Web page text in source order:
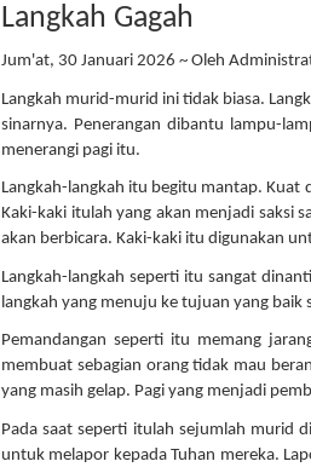
Langkah Gagah
Jum'at, 30 Januari 2026 ~ Oleh
Langkah murid-murid ini tidak biasa.
sinarnya. Penerangan dibantu lampu-
menerangi pagi itu.
Langkah-langkah itu begitu mantap. Kuat
Kaki-kaki itulah yang akan menjadi saksi
akan berbicara. Kaki-kaki itu digunakan
Langkah-langkah seperti itu sangat
langkah yang menuju ke tujuan yang baik
Pemandangan seperti itu memang
membuat sebagian orang tidak mau
yang masih gelap. Pagi yang menjadi
Pada saat seperti itulah sejumlah murid
untuk melapor kepada Tuhan mereka.